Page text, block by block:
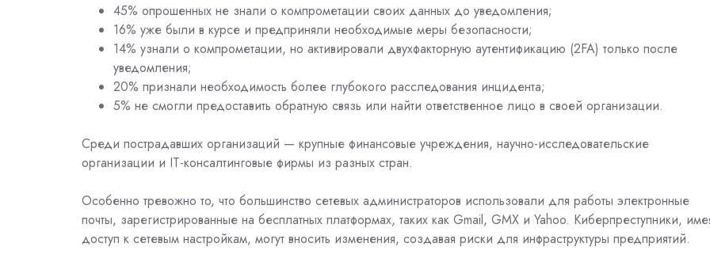
45% опрошенных не знали о компрометации своих данных до уведомления;
16% уже были в курсе и предприняли необходимые меры безопасности;
14% узнали о компрометации, но активировали двухфакторную аутентификацию (2FA) только после
уведомления;
20% признали необходимость более глубокого расследования инцидента;
5% не смогли предоставить обратную связь или найти ответственное лицо в своей организации.
Среди пострадавших организаций — крупные финансовые учреждения, научно-исследовательские
организации и IT-консалтинговые фирмы из разных стран.
Особенно тревожно то, что большинство сетевых администраторов использовали для работы электронные
почты, зарегистрированные на бесплатных платформах, таких как Gmail, GMX и Yahoo. Киберпреступники,
доступ к сетевым настройкам, могут вносить изменения, создавая риски для инфраструктуры предприятий.